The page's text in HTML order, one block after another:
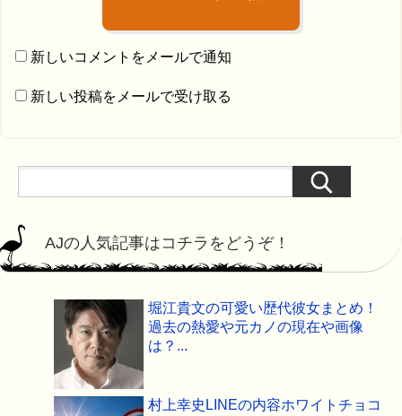
新しいコメントをメールで通知
新しい投稿をメールで受け取る
AJの人気記事はコチラをどうぞ！
堀江貴文の可愛い歴代彼女まとめ！
過去の熱愛や元カノの現在や画像
は？...
村上幸史LINEの内容ホワイトチョコ